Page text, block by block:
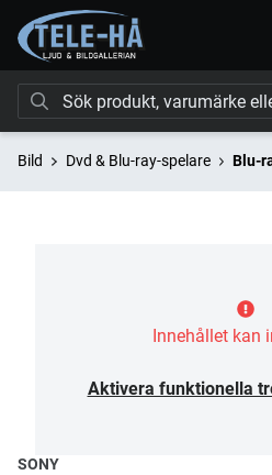
Bild Dvd & Blu-ray-spelare Blu-
Innehållet kan
Aktivera funktionella
SONY